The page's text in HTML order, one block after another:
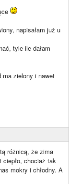
napisałam już u
tyle ile dałam
ma zielony i nawet
różnicą, że zima
ciepło, chociaż tak
mokry i chłodny. A